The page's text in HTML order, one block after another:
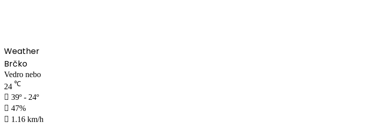
Weather
Brčko
Vedro nebo
24 ℃
39º - 24º
47%
1.16 km/h